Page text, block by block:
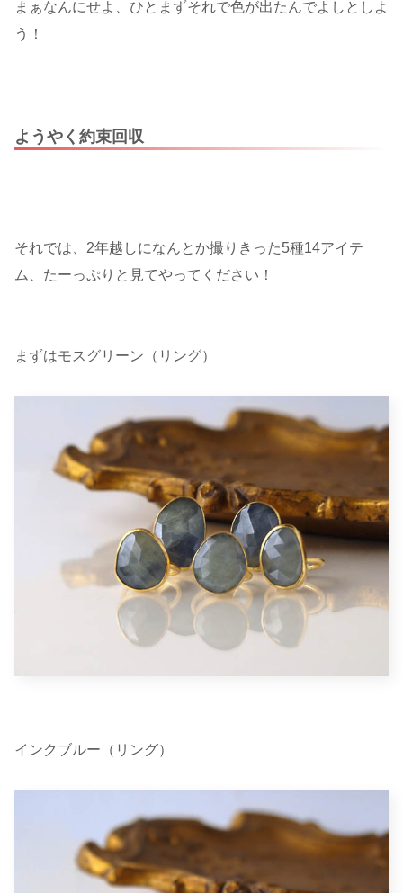
まぁなんにせよ、ひとまずそれで色が出たんでよしとしよ
う！
ようやく約束回収
それでは、2年越しになんとか撮りきった5種14アイテ
ム、たーっぷりと見てやってください！
まずはモスグリーン（リング）
インクブルー（リング）